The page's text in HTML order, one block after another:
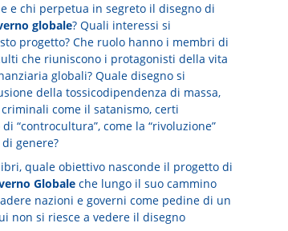
e chi perpetua in segreto il disegno di
globale? Quali interessi si
progetto? Che ruolo hanno i membri di
che riuniscono i protagonisti della vita
globali? Quale disegno si
della tossicodipendenza di massa,
come il satanismo, certi
“controcultura”, come la “rivoluzione”
genere?
quale obiettivo nasconde il progetto di
Globaleche lungo il suo cammino
nazioni e governi come pedine di un
non si riesce a vedere il disegno